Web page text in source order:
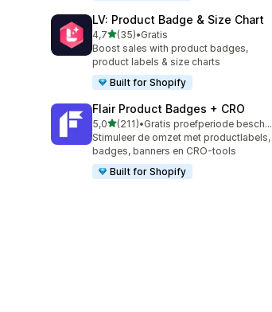
LV: Product Badge & Size Chart
4,7van 5 sterren
(35)
35 recensies in totaal
•Gratis
Boost sales with product badges,
product labels & size charts
Built for Shopify
Flair Product Badges + CRO
5,0van 5 sterren
(211)
211 recensies in totaal
•
Gratis proefperiode beschikbaar
Stimuleer de omzet met productlabels,
badges, banners en CRO-tools
Built for Shopify